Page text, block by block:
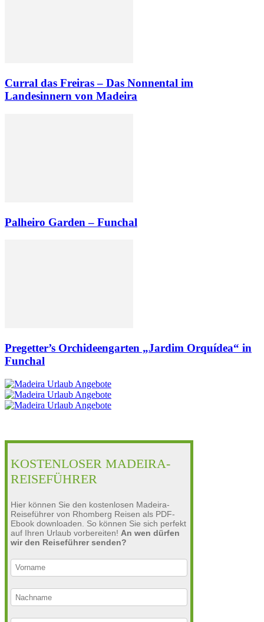
Curral das Freiras – Das Nonnental im
Landesinnern von Madeira
Palheiro Garden – Funchal
Pregetter’s Orchideengarten „Jardim Orquídea“ in
Funchal
KOSTENLOSER MADEIRA-
REISEFÜHRER
Hier können Sie den kostenlosen Madeira-
Reiseführer von Rhomberg Reisen als PDF-
Ebook downloaden. So können Sie sich perfekt
auf Ihren Urlaub vorbereiten! An wen dürfen
wir den Reiseführer senden?